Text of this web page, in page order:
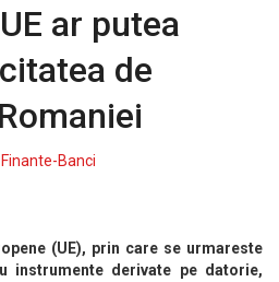
ar putea
de
Finante-Banci
(UE), prin care se urmareste
instrumente derivate pe datorie,